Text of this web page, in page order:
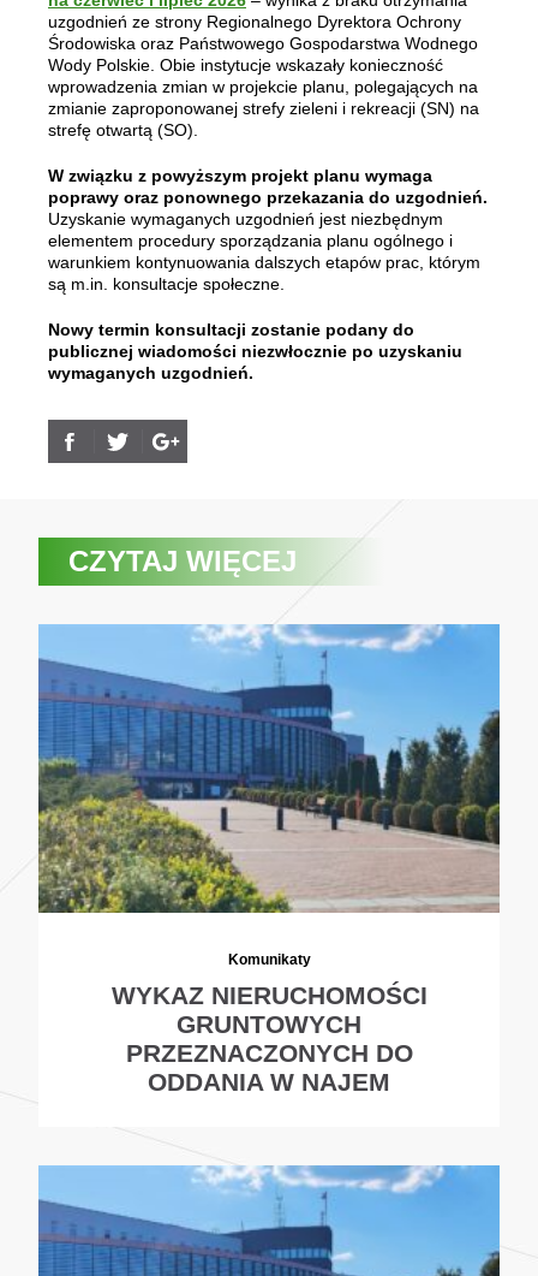
uzgodnień ze strony Regionalnego Dyrektora Ochrony
Środowiska oraz Państwowego Gospodarstwa Wodnego
Wody Polskie. Obie instytucje wskazały konieczność
wprowadzenia zmian w projekcie planu, polegających na
zmianie zaproponowanej strefy zieleni i rekreacji (SN) na
strefę otwartą (SO).
W związku z powyższym projekt planu wymaga
poprawy oraz ponownego przekazania do uzgodnień.
Uzyskanie wymaganych uzgodnień jest niezbędnym
elementem procedury sporządzania planu ogólnego i
warunkiem kontynuowania dalszych etapów prac, którym
są m.in. konsultacje społeczne.
Nowy termin konsultacji zostanie podany do
publicznej wiadomości niezwłocznie po uzyskaniu
wymaganych uzgodnień.
CZYTAJ WIĘCEJ
Komunikaty
WYKAZ NIERUCHOMOŚCI
GRUNTOWYCH
PRZEZNACZONYCH DO
ODDANIA W NAJEM